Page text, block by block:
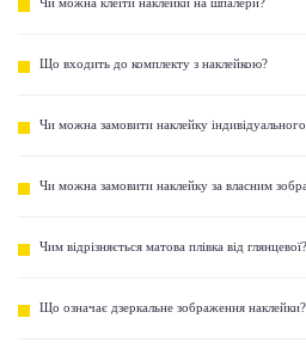
Що входить до комплекту з наклейкою?
Чи можна замовити наклейку
Чи можна замовити наклейку за власним
Чим відрізняється матова плівка від глянцевої?
Що означає дзеркальне зображення наклейки?